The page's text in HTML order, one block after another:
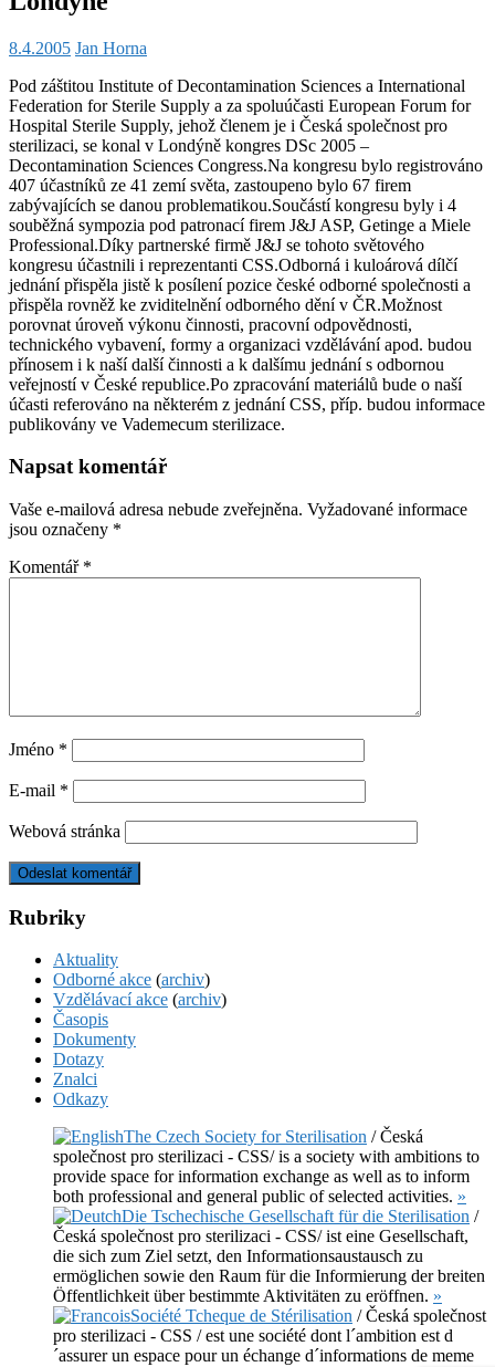
8.4.2005 Jan Horna
Pod záštitou Institute of Decontamination Sciences a International
Federation for Sterile Supply a za spoluúčasti European Forum for
Hospital Sterile Supply, jehož členem je i Česká společnost pro
sterilizaci, se konal v Londýně kongres DSc 2005 –
Decontamination Sciences Congress.Na kongresu bylo registrováno
407 účastníků ze 41 zemí světa, zastoupeno bylo 67 firem
zabývajících se danou problematikou.Součástí kongresu byly i 4
souběžná sympozia pod patronací firem J&J ASP, Getinge a Miele
Professional.Díky partnerské firmě J&J se tohoto světového
kongresu účastnili i reprezentanti CSS.Odborná i kuloárová dílčí
jednání přispěla jistě k posílení pozice české odborné společnosti a
přispěla rovněž ke zviditelnění odborného dění v ČR.Možnost
porovnat úroveň výkonu činnosti, pracovní odpovědnosti,
technického vybavení, formy a organizaci vzdělávání apod. budou
přínosem i k naší další činnosti a k dalšímu jednání s odbornou
veřejností v České republice.Po zpracování materiálů bude o naší
účasti referováno na některém z jednání CSS, příp. budou informace
publikovány ve Vademecum sterilizace.
Napsat komentář
Vaše e-mailová adresa nebude zveřejněna. Vyžadované informace
jsou označeny *
Komentář *
Jméno *
E-mail *
Webová stránka
Rubriky
Aktuality
Odborné akce (archiv)
Vzdělávací akce (archiv)
Časopis
Dokumenty
Dotazy
Znalci
Odkazy
The Czech Society for Sterilisation / Česká
společnost pro sterilizaci - CSS/ is a society with ambitions to
provide space for information exchange as well as to inform
both professional and general public of selected activities. »
Die Tschechische Gesellschaft für die Sterilisation /
Česká společnost pro sterilizaci - CSS/ ist eine Gesellschaft,
die sich zum Ziel setzt, den Informationsaustausch zu
ermöglichen sowie den Raum für die Informierung der breiten
Öffentlichkeit über bestimmte Aktivitäten zu eröffnen. »
Société Tcheque de Stérilisation / Česká společnost
pro sterilizaci - CSS / est une société dont l´ambition est d
´assurer un espace pour un échange d´informations de meme